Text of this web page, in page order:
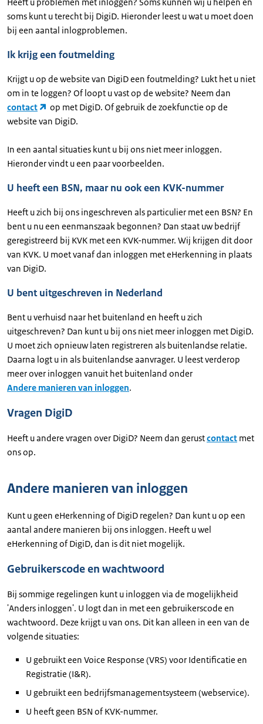
soms kunt u terecht bij DigiD. Hieronder leest u wat u moet doen
bij een aantal inlogproblemen.
Ik krijg een foutmelding
Krijgt u op de website van DigiD een foutmelding? Lukt het u niet
om in te loggen? Of loopt u vast op de website? Neem dan
contact
op met DigiD. Of gebruik de zoekfunctie op de
website van DigiD.
In een aantal situaties kunt u bij ons niet meer inloggen.
Hieronder vindt u een paar voorbeelden.
U heeft een BSN, maar nu ook een KVK-nummer
Heeft u zich bij ons ingeschreven als particulier met een BSN? En
bent u nu een eenmanszaak begonnen? Dan staat uw bedrijf
geregistreerd bij KVK met een KVK-nummer. Wij krijgen dit door
van KVK. U moet vanaf dan inloggen met eHerkenning in plaats
van DigiD.
U bent uitgeschreven in Nederland
Bent u verhuisd naar het buitenland en heeft u zich
uitgeschreven? Dan kunt u bij ons niet meer inloggen met DigiD.
U moet zich opnieuw laten registreren als buitenlandse relatie.
Daarna logt u in als buitenlandse aanvrager. U leest verderop
meer over inloggen vanuit het buitenland onder
Andere manieren van inloggen.
Vragen DigiD
Heeft u andere vragen over DigiD? Neem dan gerustcontact met
ons op.
Andere manieren van inloggen
Kunt u geen eHerkenning of DigiD regelen? Dan kunt u op een
aantal andere manieren bij ons inloggen. Heeft u wel
eHerkenning of DigiD, dan is dit niet mogelijk.
Gebruikerscode en wachtwoord
Bij sommige regelingen kunt u inloggen via de mogelijkheid
'Anders inloggen'. U logt dan in met een gebruikerscode en
wachtwoord. Deze krijgt u van ons. Dit kan alleen in een van de
volgende situaties:
U gebruikt een Voice Response (VRS) voor Identificatie en
Registratie (I&R).
U gebruikt een bedrijfsmanagementsysteem (webservice).
U heeft geen BSN of KVK-nummer.